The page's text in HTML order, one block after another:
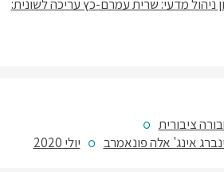
ניהול מדעי: שרית עמרם-כץ עריכה לשונית:
ציבורית
אינג' אלה פונאמרב
יולי 2020